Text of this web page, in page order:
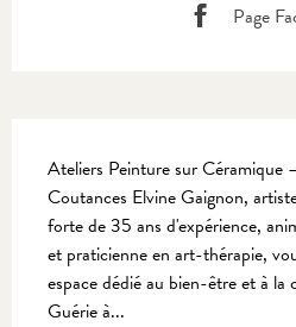
Page
Ateliers Peinture sur Céramique
Coutances Elvine Gaignon,
forte de 35 ans d'expérience,
et praticienne en art-thérapie,
espace dédié au bien-être et à la
Guérie à...